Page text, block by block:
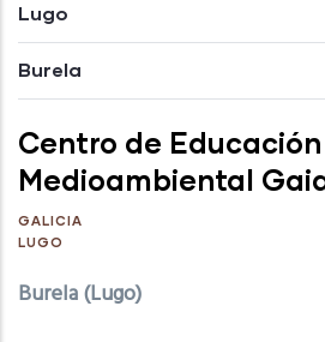
Lugo
Burela
Centro de Educación
Medioambiental
GALICIA
LUGO
Burela (Lugo)